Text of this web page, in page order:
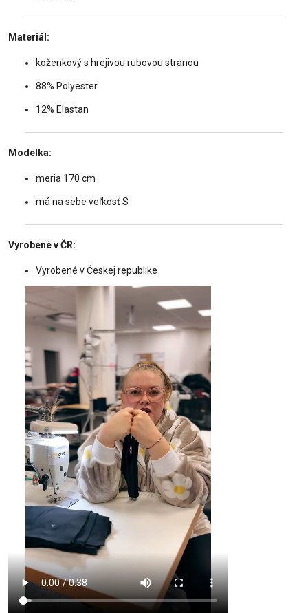
Materiál:
koženkový s hrejivou rubovou stranou
88% Polyester
12% Elastan
Modelka:
meria 170 cm
má na sebe veľkosť S
Vyrobené v ČR:
Vyrobené v Českej republike